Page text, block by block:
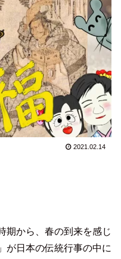
2021.02.14
期から、春の到来を感じ
が日本の伝統行事の中に